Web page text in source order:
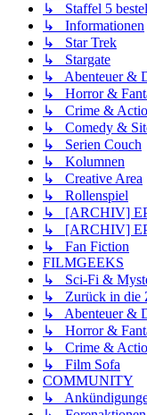
↳ Staffel 5
↳ Informationen
↳ Star Trek
↳ Stargate
↳ Abenteuer &
↳ Horror &
↳ Crime &
↳ Comedy &
↳ Serien Couch
↳ Kolumnen
↳ Creative Area
↳ Rollenspiel
↳ [ARCHIV]
↳ [ARCHIV]
↳ Fan Fiction
FILMGEEKS
↳ Sci-Fi &
↳ Zurück in die
↳ Abenteuer &
↳ Horror &
↳ Crime &
↳ Film Sofa
COMMUNITY
↳